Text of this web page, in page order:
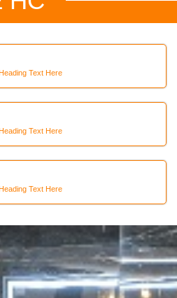
Text Here
Text Here
Text Here